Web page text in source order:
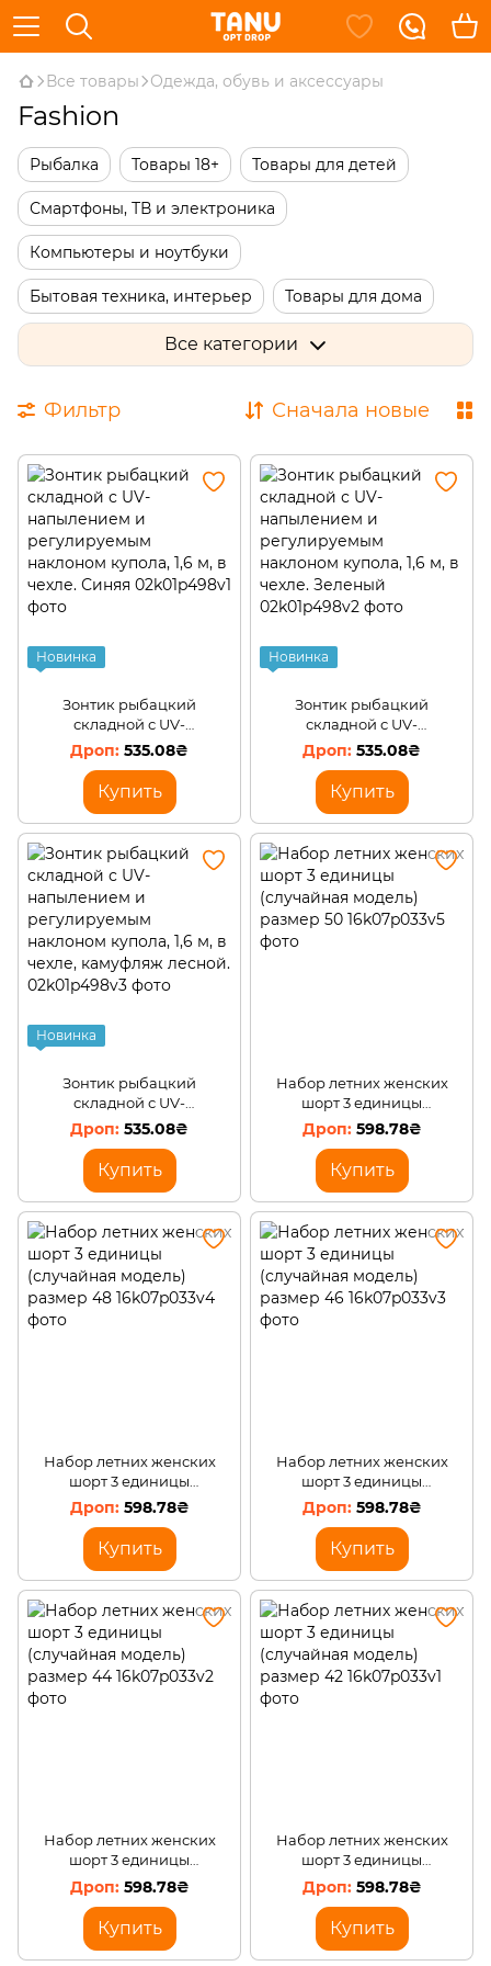
Все товары Одежда, обувь и аксессуары
Fashion
Рыбалка Товары 18+ Товары для детей
Смартфоны, ТВ и электроника
Компьютеры и ноутбуки
Бытовая техника, интерьер Товары для дома
Дача, сад, огород Сантехника и ремонт
Красота и здоровье
Подарки и сувениры
Офис, школа, книги, творчество
Товары для бизнеса Амуниция
Все категории
Фильтр Сначала новые
Новинка
Зонтик рыбацкий
складной с UV-
напылением и
регулируемым наклоном
купола, 1,6 м, в чехле.
Синяя
535.08₴
Купить
Новинка
Зонтик рыбацкий
складной с UV-
напылением и
регулируемым наклоном
купола, 1,6 м, в чехле.
Зеленый
535.08₴
Купить
Новинка
Зонтик рыбацкий
складной с UV-
напылением и
регулируемым наклоном
купола, 1,6 м, в чехле,
камуфляж лесной.
535.08₴
Купить
Набор летних женских
шорт 3 единицы
(случайная модель) размер
598.78₴
Купить
Набор летних женских
шорт 3 единицы
(случайная модель) размер
598.78₴
Купить
Набор летних женских
шорт 3 единицы
(случайная модель) размер
598.78₴
Купить
Набор летних женских
шорт 3 единицы
(случайная модель) размер
598.78₴
Купить
Набор летних женских
шорт 3 единицы
(случайная модель) размер
598.78₴
Купить